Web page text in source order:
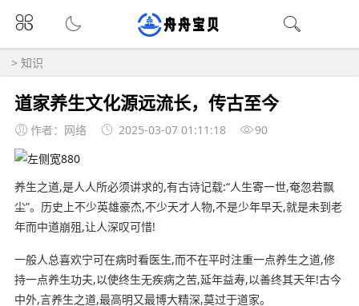
> 知识
道家养生文化源远流长，传古至今
作者：网络 2025-03-07 01:11:18 90
养生之道,是人人所必须讲求的,有古诗记载:“人生寄一世,奄忽若飘
尘”。历史上不少英雄豪杰,不少天才人物,不是少年早夭,就是未到老
年而中道崩殂,让人深叹可惜!
一般人总喜欢宁可在病时看医生,而不在平时注重一点养生之道,修
持一点养生功夫,以使终生无疾病之苦,延年益寿,以善终其天年!古今
中外,言养生之道,最高明又最博大精深,莫过于道家。